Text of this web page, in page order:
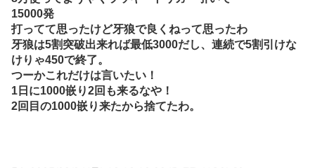
15000発
打ってて思ったけど牙狼で良くねって思ったわ
牙狼は5割突破出来れば最低3000だし、連続で5割引けな
けりゃ450で終了。
つーかこれだけは言いたい！
1日に1000嵌り2回も来るなや！
2回目の1000嵌り来たから捨てたわ。